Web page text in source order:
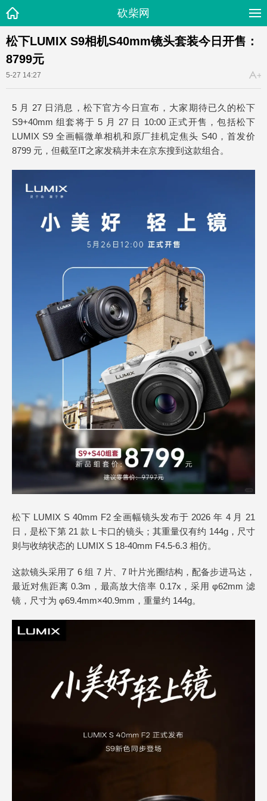
砍柴网
松下LUMIX S9相机S40mm镜头套装今日开售：
8799元
5-27 14:27
5 月 27 日消息，松下官方今日宣布，大家期待已久的松下
S9+40mm 组套将于 5 月 27 日 10:00 正式开售，包括松下
LUMIX S9 全画幅微单相机和原厂挂机定焦头 S40，首发价
8799 元，但截至IT之家发稿并未在京东搜到这款组合。
松下 LUMIX S 40mm F2 全画幅镜头发布于 2026 年 4 月 21
日，是松下第 21 款 L 卡口的镜头；其重量仅有约 144g，尺寸
则与收纳状态的 LUMIX S 18-40mm F4.5-6.3 相仿。
这款镜头采用了 6 组 7 片、7 叶片光圈结构，配备步进马达，
最近对焦距离 0.3m，最高放大倍率 0.17x，采用 φ62mm 滤
镜，尺寸为 φ69.4mm×40.9mm，重量约 144g。